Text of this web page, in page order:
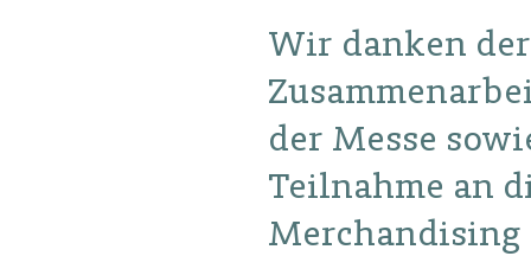
Wir danken
der Messe
Teilnahme an
Merchandising